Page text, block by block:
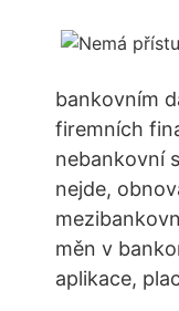
bankovním
firemních
nebankovní
nejde,
měn v
aplikace,